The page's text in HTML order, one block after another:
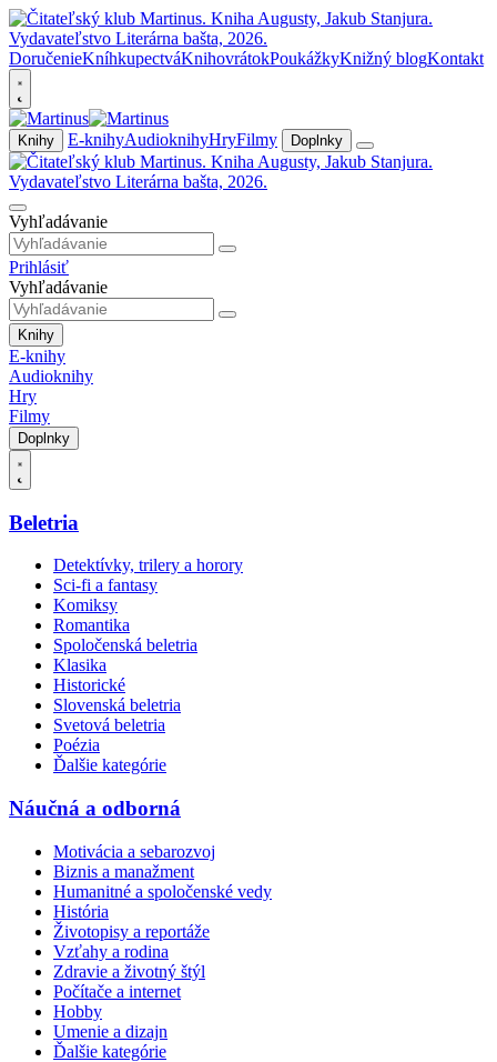
DoručenieKníhkupectváKnihovrátokPoukážkyKnižný blogKontakt
Knihy E-knihyAudioknihyHryFilmy Doplnky
Vyhľadávanie
Prihlásiť
Vyhľadávanie
Knihy
E-knihy
Audioknihy
Hry
Filmy
Doplnky
Beletria
Detektívky, trilery a horory
Sci-fi a fantasy
Komiksy
Romantika
Spoločenská beletria
Klasika
Historické
Slovenská beletria
Svetová beletria
Poézia
Ďalšie kategórie
Náučná a odborná
Motivácia a sebarozvoj
Biznis a manažment
Humanitné a spoločenské vedy
História
Životopisy a reportáže
Vzťahy a rodina
Zdravie a životný štýl
Počítače a internet
Hobby
Umenie a dizajn
Ďalšie kategórie